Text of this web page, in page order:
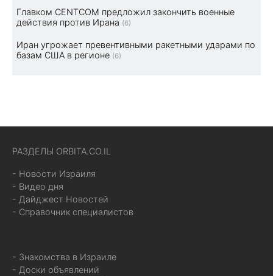
Главком CENTCOM предложил закончить военные
действия против Ирана (6)
Иран угрожает превентивными ракетными ударами по
базам США в регионе (6)
РАЗДЕЛЫ ORBITA.CO.IL
- Новости Израиля
- Видео дня
- Дайджест Новостей
- Справочник специалистов
- Знакомства в Израиле
- Доски объявлений